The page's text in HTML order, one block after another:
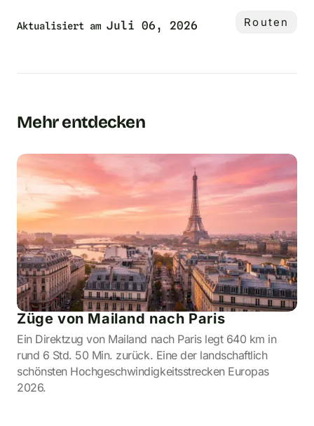
Aktualisiert am Juli 06, 2026 Routen
Mehr entdecken
Züge von Mailand nach Paris
Ein Direktzug von Mailand nach Paris legt 640 km in
rund 6 Std. 50 Min. zurück. Eine der landschaftlich
schönsten Hochgeschwindigkeitsstrecken Europas
2026.